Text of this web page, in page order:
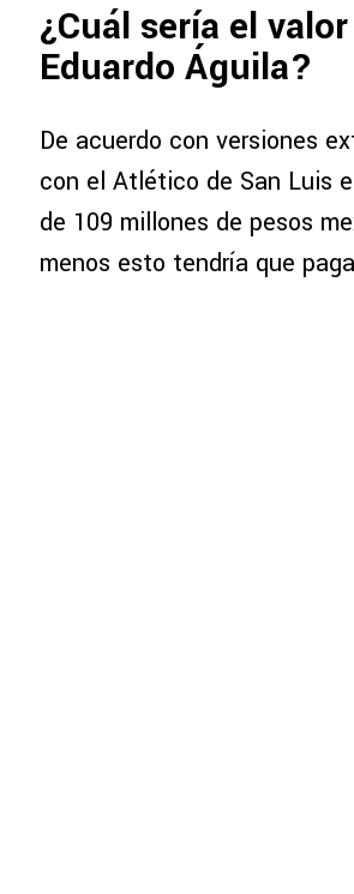
¿Cuál sería el
Eduardo Águila?
De acuerdo con versiones
con el Atlético de San Luis
de 109 millones de pesos
menos esto tendría que